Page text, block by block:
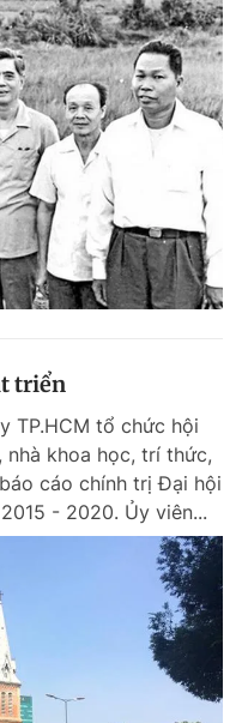
triển
TP.HCM tổ chức hội
nhà khoa học, trí thức,
cáo chính trị Đại hội
- 2020. Ủy viên...